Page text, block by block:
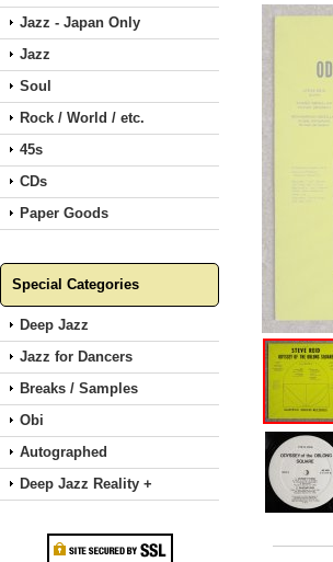
Jazz - Japan Only
Jazz
Soul
Rock / World / etc.
45s
CDs
Paper Goods
Special Categories
Deep Jazz
Jazz for Dancers
Breaks / Samples
Obi
Autographed
Deep Jazz Reality +